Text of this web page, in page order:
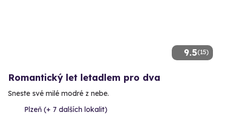
9.5(15)
Romantický let letadlem pro dva
Sneste své milé modré z nebe.
Plzeň (+ 7 dalších lokalit)